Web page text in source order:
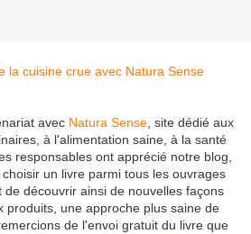
avec Natura Sense , site dédié aux
à l'alimentation saine, à la santé
responsables ont apprécié notre blog,
un livre parmi tous les ouvrages
découvrir ainsi de nouvelles façons
produits, une approche plus saine de
de l'envoi gratuit du livre que